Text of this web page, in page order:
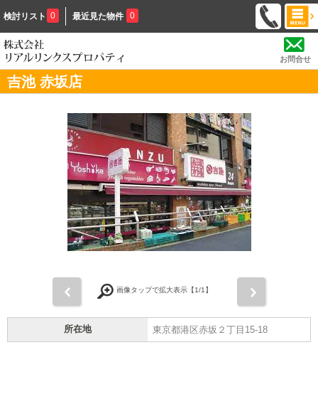
検討リスト 0 最近見た物件 0
お問合せ
吉池 赤坂店
画像タップで拡大表示【1/1】
所在地 東京都港区赤坂２丁目15-18